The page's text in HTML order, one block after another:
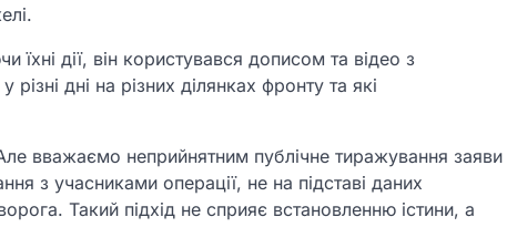
дії, він користувався дописом та відео з
дні на різних ділянках фронту та які
вважаємо неприйнятним публічне тиражування заяви
з учасниками операції, не на підставі даних
Такий підхід не сприяє встановленню істини, а